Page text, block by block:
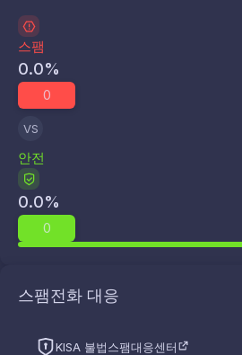
스팸
0.0%
0
VS
안전
0.0%
0
스팸전화 대응
KISA 불법스팸대응센터